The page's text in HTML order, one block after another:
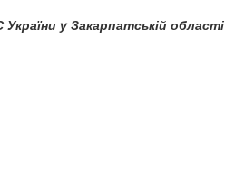
у Закарпатській області